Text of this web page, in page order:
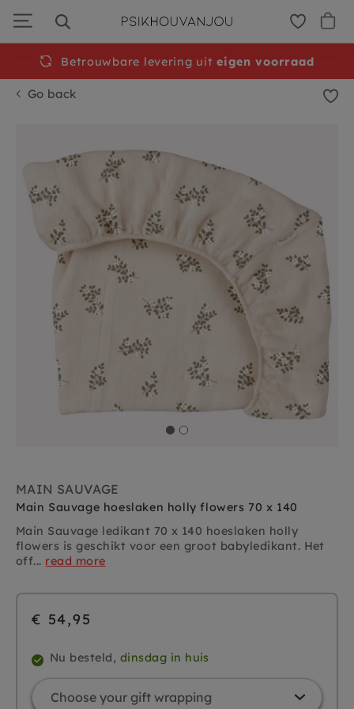
navigation
Go back
MAIN SAUVAGE
Main Sauvage hoeslaken holly flowers 70 x 140
Main Sauvage ledikant 70 x 140 hoeslaken holly
flowers is geschikt voor een groot babyledikant. Het
off... read more
€ 54,95
Nu besteld, dinsdag in huis
Betrouwbare levering uiteigen voorraad